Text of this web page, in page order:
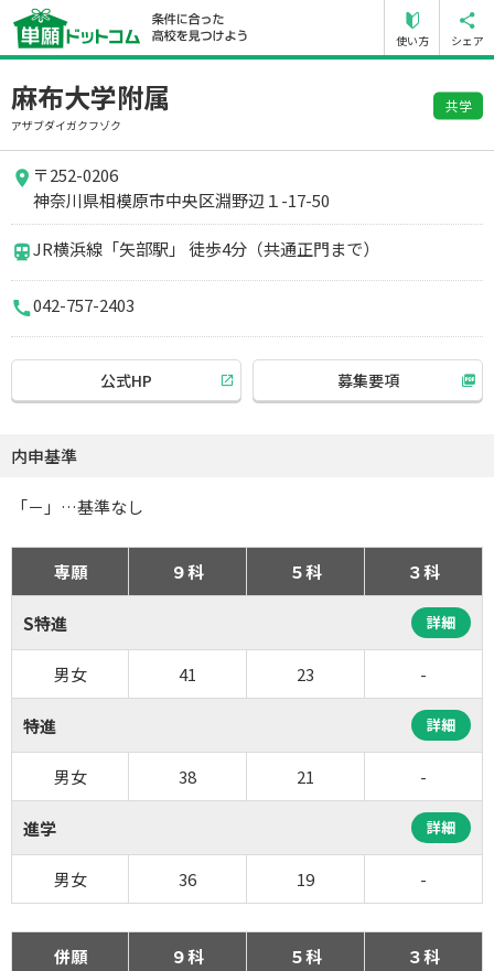
使い方 シェア
麻布大学附属
アザブダイガクフゾク
共学
〒252-0206
神奈川県相模原市中央区淵野辺１-17-50
JR横浜線「矢部駅」 徒歩4分（共通正門まで）
042-757-2403
公式HP 募集要項
内申基準
「－」…基準なし
専願 ９科 ５科 ３科
S特進 詳細
男女 41 23 -
特進 詳細
男女 38 21 -
進学 詳細
男女 36 19 -
併願 ９科 ５科 ３科